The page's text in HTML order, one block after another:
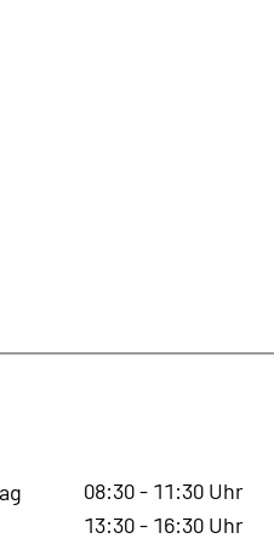
08:30- 11:30 Uhr
13:30- 16:30 Uhr